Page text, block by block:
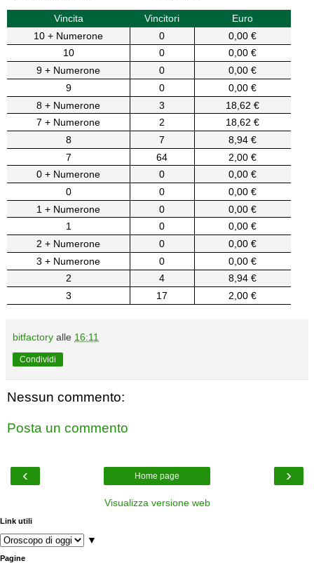
Vincita Vincitori
Euro
10 + Numerone
0
0,00 €
10
0
0,00 €
9 + Numerone
0
0,00 €
9
0
0,00 €
8 + Numerone
3
18,62 €
7 + Numerone
2
18,62 €
8
7
8,94 €
7
64
2,00 €
0 + Numerone
0
0,00 €
0
0
0,00 €
1 + Numerone
0
0,00 €
1
0
0,00 €
2 + Numerone
0
0,00 €
3 + Numerone
0
0,00 €
2
4
8,94 €
3
17 2,00 €
bitfactory alle 16:11
Condividi
Nessun commento:
Posta un commento
‹ ›
Home page
Visualizza versione web
Link utili
▼
Pagine